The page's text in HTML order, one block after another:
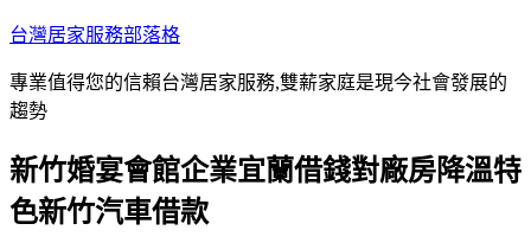
跳
主
要
容
台灣居家服務部落格
專業值得您的信賴台灣居家服務,雙薪家庭是現今社會發展的
趨勢
新竹婚宴會館企業宜蘭借錢對廠房降溫特
色新竹汽車借款